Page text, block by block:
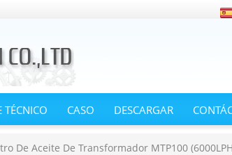
TÉCNICO CASO DESCARGAR
De Aceite De Transformador MTP100